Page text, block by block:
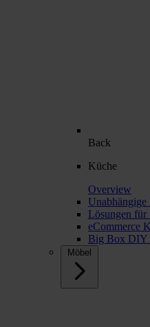
Back
Küche
Overview
Lösungen für
eCommerce
Big Box DIY
Möbel